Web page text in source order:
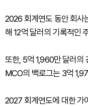
2026 회계연도 동안 회사
해 12억 달러의 기록적인
또한, 5억 1,960만 달러의
MCO의 백로그는 3억
2027 회계연도에 대한 가